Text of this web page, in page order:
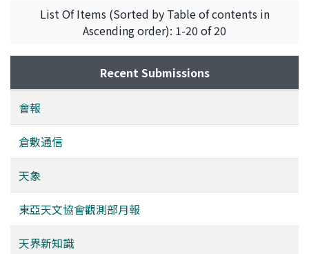
List Of Items (Sorted by Table of contents in
Ascending order): 1-20 of 20
Recent Submissions
會報
倉敷通信
天象
東亞天文協會觀測部月報
天界新知識